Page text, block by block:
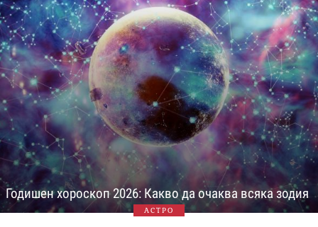
Годишен хороскоп 2026: Какво да очаква всяка зодия
АСТРО